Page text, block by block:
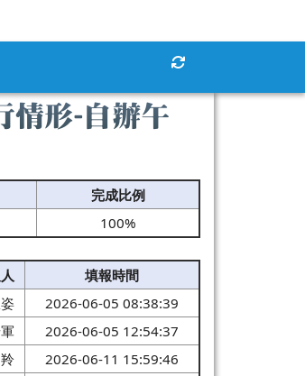
重新取得佈景設定
情形-自辦午
完成比例
100%
填報時間
2026-06-05 08:38:39
2026-06-05 12:54:37
2026-06-11 15:59:46